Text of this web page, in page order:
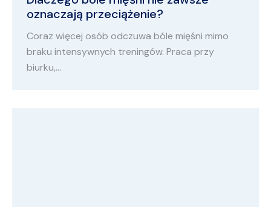
oznaczają przeciążenie?
Coraz więcej osób odczuwa bóle mięśni mimo
braku intensywnych treningów. Praca przy
biurku,…